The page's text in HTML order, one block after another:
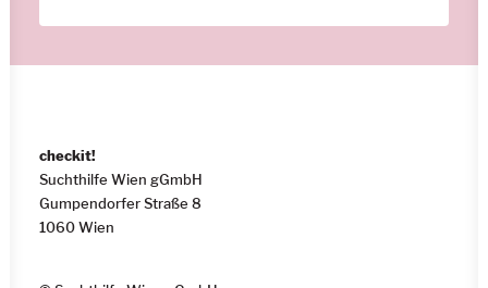
checkit!
Suchthilfe Wien gGmbH
Gumpendorfer Straße 8
1060 Wien